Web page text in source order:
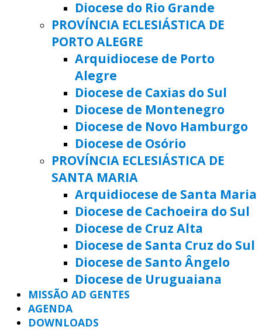
Diocese do Rio Grande
PROVÍNCIA ECLESIÁSTICA DE
PORTO ALEGRE
Arquidiocese de Porto
Alegre
Diocese de Caxias do Sul
Diocese de Montenegro
Diocese de Novo Hamburgo
Diocese de Osório
PROVÍNCIA ECLESIÁSTICA DE
SANTA MARIA
Arquidiocese de Santa Maria
Diocese de Cachoeira do Sul
Diocese de Cruz Alta
Diocese de Santa Cruz do Sul
Diocese de Santo Ângelo
Diocese de Uruguaiana
MISSÃO AD GENTES
AGENDA
DOWNLOADS